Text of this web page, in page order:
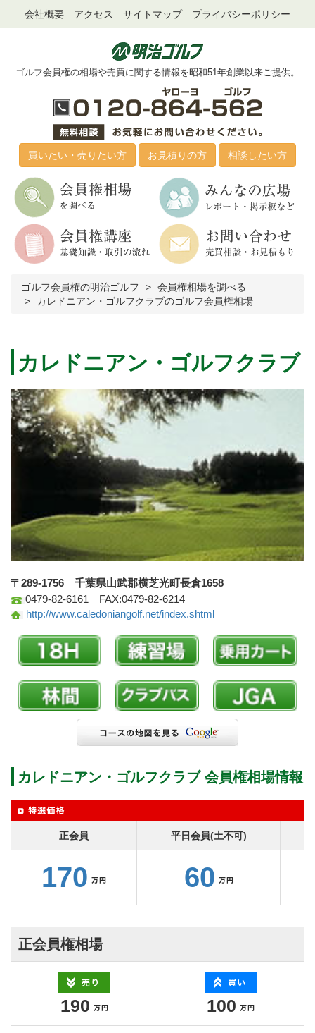
会社概要 アクセス サイトマップ プライバシーポリシー
ゴルフ会員権の相場や売買に関する情報を昭和51年創業以来ご提供。
買いたい・売りたい方 お見積りの方 相談したい方
ゴルフ会員権の明治ゴルフ
会員権相場を調べる
カレドニアン・ゴルフクラブのゴルフ会員権相場
カレドニアン・ゴルフクラブ
〒289-1756 千葉県山武郡横芝光町長倉1658
0479-82-6161 FAX:0479-82-6214
http://www.caledoniangolf.net/index.shtml
カレドニアン・ゴルフクラブ 会員権相場情報
正会員 平日会員(土不可)
170 60
正会員権相場
190 100